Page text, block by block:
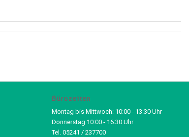
Bürozeiten
Montag bis Mittwoch: 10:00 - 13:30 Uhr
Donnerstag 10:00 - 16:30 Uhr
Tel. 05241 / 237700